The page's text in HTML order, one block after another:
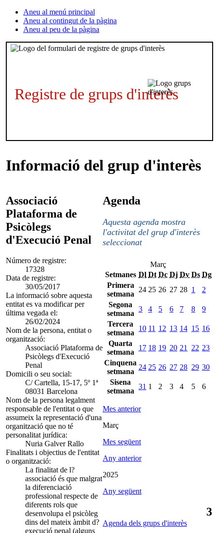
Aneu al menú principal
Aneu al contingut de la pàgina
Aneu al peu de la pàgina
Registre de grups d'interès
Informació del grup d'interès
Associació
Plataforma de
Psicòlegs
d'Execució Penal
Número de registre:
17328
Data de registre:
30/05/2017
La informació sobre aquesta
entitat es va modificar per
última vegada el:
26/02/2024
Nom de la persona, entitat o
organització:
Associació Plataforma de
Psicòlegs d'Execució
Penal
Domicili o seu social:
C/ Cartella, 15-17, 5º 1ª
08031 Barcelona
Nom de la persona legalment
responsable de l'entitat o que
assumeix la representació d'una
organització que no té
personalitat jurídica:
Nuria Galver Rallo
Finalitats i objectius de l'entitat
o organització:
La finalitat de l?
associació és que malgrat
la diferenciació
professional respecte de
diferents rols que
desenvolupa el psicòleg
dins del mateix àmbit d?
execució penal (alguns
Agenda
Aquesta agenda mostra
l'activitat del grup d'interès
seleccionat
Març
Setmanes Dl Dt Dc Dj Dv Ds Dg
Primera
setmana
24 25 26 27 28 1
2
Segona
setmana
3 4 5 6 7 8
9
Tercera
setmana
10 11 12 13 14 15 16
Quarta
setmana
17 18 19 20 21 22 23
Cinquena
setmana
24 25 26 27 28 29 30
Sisena
setmana
31 1 2 3 4 5 6
Mes anterior
Març
Mes següent
Any anterior
2025
Any següent
Agenda dels grups d'interès
3